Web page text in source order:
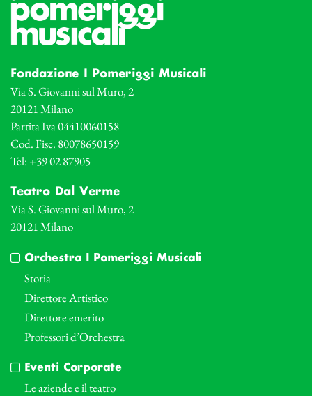
Fondazione I Pomeriggi Musicali
Via S. Giovanni sul Muro, 2
20121 Milano
Partita Iva 04410060158
Cod. Fisc. 80078650159
Tel: +39 02 87905
Teatro Dal Verme
Via S. Giovanni sul Muro, 2
20121 Milano
Orchestra I Pomeriggi Musicali
Storia
Direttore Artistico
Direttore emerito
Professori d’Orchestra
Eventi Corporate
Le aziende e il teatro